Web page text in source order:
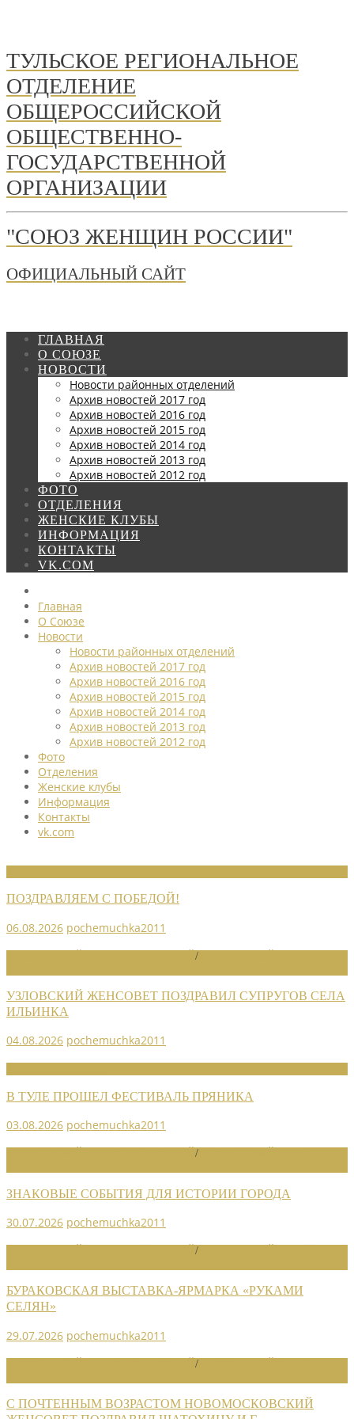
ТУЛЬСКОЕ РЕГИОНАЛЬНОЕ
ОТДЕЛЕНИЕ
ОБЩЕРОССИЙСКОЙ
ОБЩЕСТВЕННО-
ГОСУДАРСТВЕННОЙ
ОРГАНИЗАЦИИ
"СОЮЗ ЖЕНЩИН РОССИИ"
ОФИЦИАЛЬНЫЙ САЙТ
ГЛАВНАЯ
О СОЮЗЕ
НОВОСТИ
Новости районных отделений
Архив новостей 2017 год
Архив новостей 2016 год
Архив новостей 2015 год
Архив новостей 2014 год
Архив новостей 2013 год
Архив новостей 2012 год
ФОТО
ОТДЕЛЕНИЯ
ЖЕНСКИЕ КЛУБЫ
ИНФОРМАЦИЯ
КОНТАКТЫ
VK.COM
Главная
О Союзе
Новости
Новости районных отделений
Архив новостей 2017 год
Архив новостей 2016 год
Архив новостей 2015 год
Архив новостей 2014 год
Архив новостей 2013 год
Архив новостей 2012 год
Фото
Отделения
Женские клубы
Информация
Контакты
vk.com
ПОЗДРАВЛЯЕМ С ПОБЕДОЙ!
06.08.2026 pochemuchka2011
/
УЗЛОВСКИЙ ЖЕНСОВЕТ ПОЗДРАВИЛ СУПРУГОВ СЕЛА
ИЛЬИНКА
04.08.2026 pochemuchka2011
В ТУЛЕ ПРОШЕЛ ФЕСТИВАЛЬ ПРЯНИКА
03.08.2026 pochemuchka2011
/
ЗНАКОВЫЕ СОБЫТИЯ ДЛЯ ИСТОРИИ ГОРОДА
30.07.2026 pochemuchka2011
/
БУРАКОВСКАЯ ВЫСТАВКА-ЯРМАРКА «РУКАМИ
СЕЛЯН»
29.07.2026 pochemuchka2011
/
С ПОЧТЕННЫМ ВОЗРАСТОМ НОВОМОСКОВСКИЙ